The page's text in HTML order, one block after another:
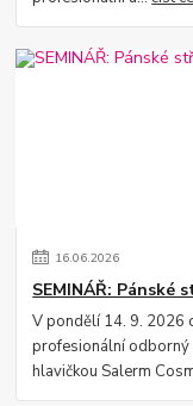
16.06.2026
SEMINÁŘ: Pánské
V pondělí 14. 9. 2026
profesionální odborný
hlavičkou Salerm